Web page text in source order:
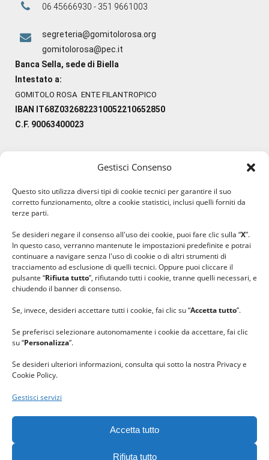
Gestisci Consenso
Questo sito utilizza diversi tipi di cookie tecnici per garantire il suo
corretto funzionamento, oltre a cookie statistici, inclusi quelli forniti da
terze parti.
Se desideri negare il consenso all'uso dei cookie, puoi fare clic sulla “X”.
In questo caso, verranno mantenute le impostazioni predefinite e potrai
continuare a navigare senza l'uso di cookie o di altri strumenti di
tracciamento ad esclusione di quelli tecnici. Oppure puoi cliccare il
pulsante “Rifiuta tutto”, rifiutando tutti i cookie, tranne quelli necessari, e
chiudendo il banner di consenso.
Se, invece, desideri accettare tutti i cookie, fai clic su “Accetta tutto”.
Se preferisci selezionare autonomamente i cookie da accettare, fai clic
su “Personalizza”.
Se desideri ulteriori informazioni, consulta qui sotto la nostra Privacy e
Cookie Policy.
Gestisci servizi
Accetta tutto
Rifiuta tutto
06 45666930 - 351 9661003
segreteria@gomitolorosa.org
gomitolorosa@pec.it
Banca Sella, sede di Biella
Intestato a:
GOMITOLO ROSA ENTE FILANTROPICO
IBAN IT68Z0326822310052210652850
C.F. 90063400023
#lanaterapia
#ilcaloredellempatia